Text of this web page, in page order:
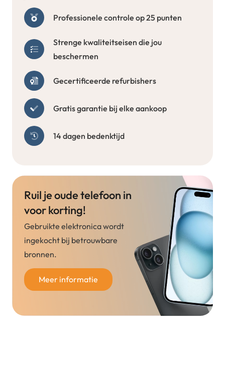
Professionele controle op 25 punten
Strenge kwaliteitseisen die jou
beschermen
Gecertificeerde refurbishers
Gratis garantie bij elke aankoop
14 dagen bedenktijd
Ruil je oude telefoon in
voor korting!
Gebruikte elektronica wordt
ingekocht bij betrouwbare
bronnen.
Meer informatie